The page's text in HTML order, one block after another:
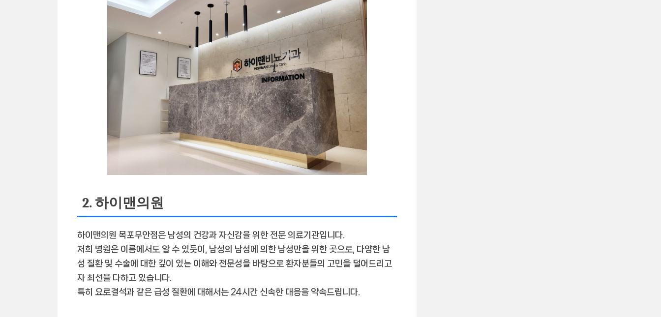
2. 하이맨의원
하이맨의원 목포무안점은 남성의 건강과 자신감을 위한전문 의료기관입니다.
저희 병원은 이름에서도 알 수 있듯이, 남성의 남성에 의한 남성만을 위한 곳으로, 다양한 남
성 질환 및 수술에 대한 깊이 있는 이해와 전문성을 바탕으로 환자분들의 고민을 덜어드리고
자 최선을 다하고 있습니다.
특히
요로결석과 같은 급성 질환에 대해서는 24시간 신속한 대응을 약속드립니다.